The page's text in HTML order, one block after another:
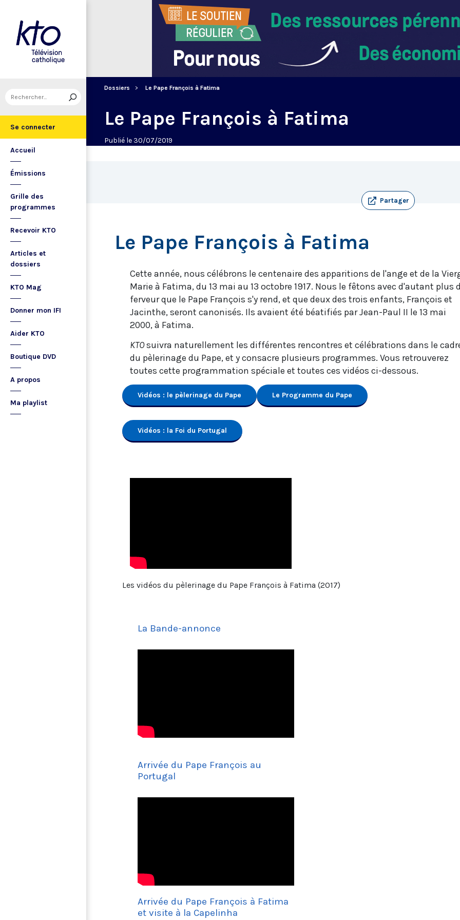
Se connecter
Accueil
Émissions
Grille des
programmes
Recevoir KTO
Articles et
dossiers
KTO Mag
Donner mon IFI
Aider KTO
Boutique DVD
A propos
Ma playlist
Dossiers Le Pape François à Fatima
Le Pape François à Fatima
Publié le 30/07/2019
Partager
Le Pape François à Fatima
Cette année, nous célébrons le centenaire des apparitions de l'ange et de la
Marie à Fatima, du 13 mai au 13 octobre 1917. Nous le fêtons avec d'autant plus
ferveur que le Pape François s'y rend, et que deux des trois enfants, François et
Jacinthe, seront canonisés. Ils avaient été béatifiés par Jean-Paul II le 13 mai
2000, à Fatima.
KTOsuivra naturellement les différentes rencontres et célébrations dans le
du pèlerinage du Pape, et y consacre plusieurs programmes. Vous retrouverez
toutes cette programmation spéciale et toutes ces vidéos ci-dessous.
Vidéos : le pèlerinage du Pape Le Programme du Pape
Vidéos : la Foi du Portugal
Les vidéos du pèlerinage du Pape François à Fatima (2017)
La Bande-annonce
Arrivée du Pape François au
Portugal
Arrivée du Pape François à Fatima
et visite à la Capelinha